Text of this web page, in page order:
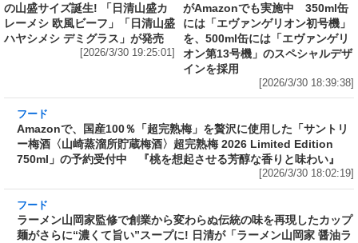
の山盛サイズ誕生! 「日清山盛カ
レーメシ 欧風ビーフ」「日清山盛
ハヤシメシ デミグラス」が発売
[2026/3/30 19:25:01]
がAmazonでも実施中 350ml缶
には「エヴァンゲリオン初号機」
を、500ml缶には「エヴァンゲリ
オン第13号機」のスペシャルデザ
インを採用
[2026/3/30 18:39:38]
Amazonで、国産100％「超完熟梅」を贅沢に使
用した「サントリー梅酒〈山崎蒸溜所貯蔵梅
酒〉超完熟梅 2026 Limited Edition 750ml」の
予約受付中 『桃を想起させる芳醇な香りと味
わい』
フード